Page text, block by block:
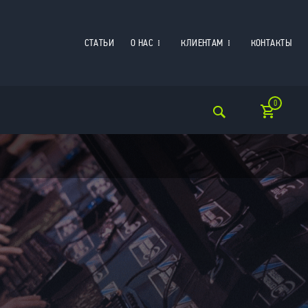
СТАТЬИ О НАС КЛИЕНТАМ КОНТАКТЫ
0